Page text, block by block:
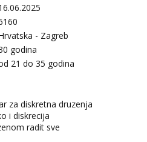
- Zagreb
godina
21 do 35 godina
za diskretna druzenja
i diskrecija
radit sve